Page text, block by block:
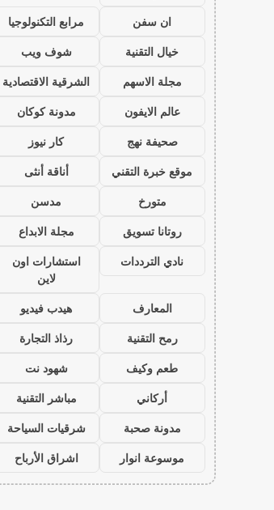
ان سفن
مرابع التكنولوجيا
خيال التقنية
شوف ويب
مجلة الاسهم
الشرقية الاقتصادية
عالم الايفون
مدونة كوكان
صحيفة نهج
كار نيوز
موقع خبرة التقني
أناقة أنثى
متورخ
مدسن
روتانا تسويق
مجلة الابداع
نادي الترددات
استشارات اون
لاين
المعارف
هيدب فيديو
رمح التقنية
رذاذ التجارة
طعم وكيف
شهود نت
أركاني
مباشر التقنية
مدونة صحبة
شرقيات السياحة
موسوعة انوار
اشراق الأرباح